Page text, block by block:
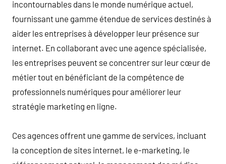
incontournables dans le monde numérique actuel,
fournissant une gamme étendue de services destinés à
aider les entreprises à développer leur présence sur
internet. En collaborant avec une agence spécialisée,
les entreprises peuvent se concentrer sur leur cœur de
métier tout en bénéficiant de la compétence de
professionnels numériques pour améliorer leur
stratégie marketing en ligne.
Ces agences offrent une gamme de services, incluant
la conception de sites internet, le e-marketing, le